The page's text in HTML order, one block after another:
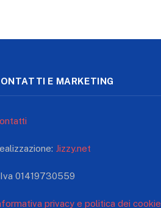
E MARKETING
Jizzy.net
01419730559
privacy e politica dei cookie